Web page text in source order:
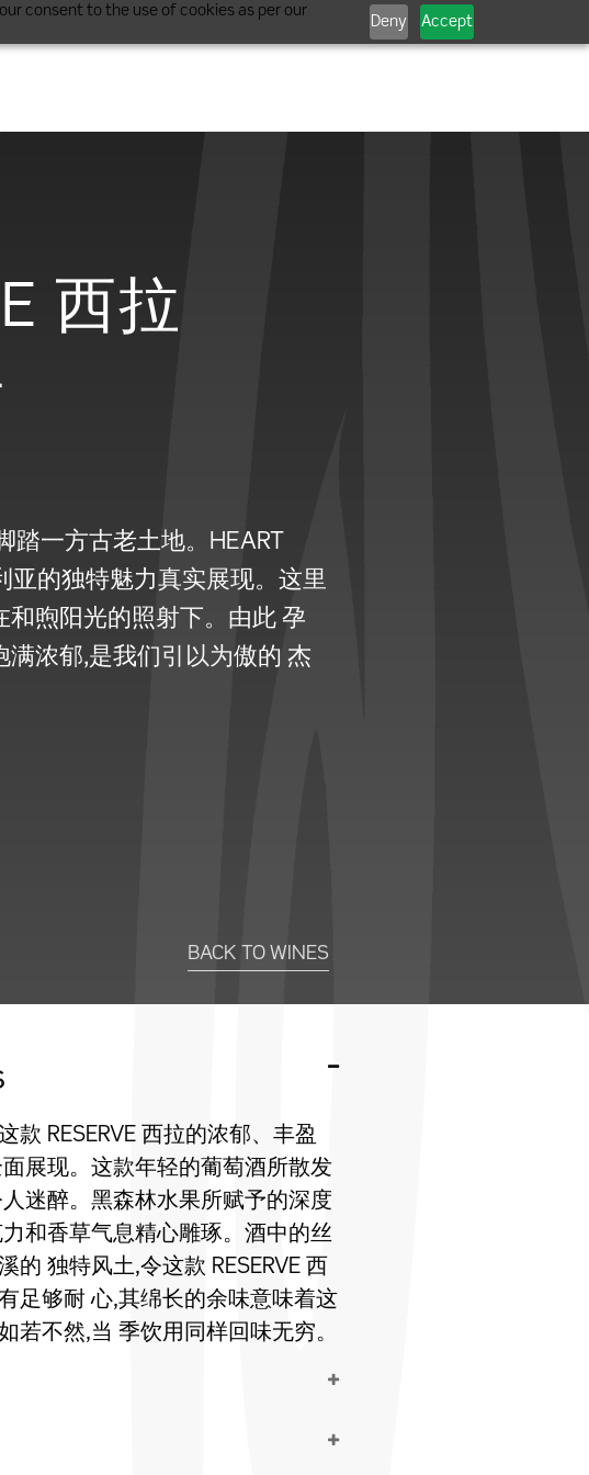
consent to the use of cookies as per our
Deny Accept
西拉
一方古老土地。HEART
亚的独特魅力真实展现。这里
和煦阳光的照射下。由此 孕
满浓郁,是我们引以为傲的 杰
BACK TO WINES
款 RESERVE 西拉的浓郁、丰盈
展现。这款年轻的葡萄酒所散发
迷醉。黑森林水果所赋予的深度
和香草气息精心雕琢。酒中的丝
的 独特风土,令这款 RESERVE 西
足够耐 心,其绵长的余味意味着这
若不然,当 季饮用同样回味无穷。